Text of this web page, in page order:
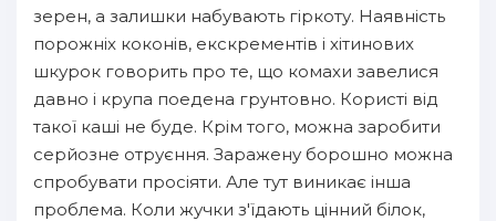
зерен, а залишки набувають гіркоту. Наявність
порожніх коконів, екскрементів і хітинових
шкурок говорить про те, що комахи завелися
давно і крупа поедена грунтовно. Користі від
такої каші не буде. Крім того, можна заробити
серйозне отруєння. Заражену борошно можна
спробувати просіяти. Але тут виникає інша
проблема. Коли жучки з'їдають цінний білок,